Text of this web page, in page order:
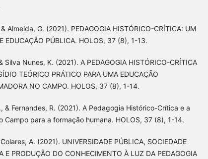
Almeida, G. (2021). PEDAGOGIA HISTÓRICO-CRÍTICA: UM
EDUCAÇÃO PÚBLICA. HOLOS, 37 (8), 1-13.
Silva Nunes, K. (2021). A PEDAGOGIA HISTÓRICO-CRÍTICA
TEÓRICO PRÁTICO PARA UMA EDUCAÇÃO
NO CAMPO. HOLOS, 37 (8), 1-14.
& Fernandes, R. (2021). A Pedagogia Histórico-Crítica e a
Campo para a formação humana. HOLOS, 37 (8), 1-14.
A. (2021). UNIVERSIDADE PÚBLICA, SOCIEDADE
E PRODUÇÃO DO CONHECIMENTO À LUZ DA PEDAGOGIA